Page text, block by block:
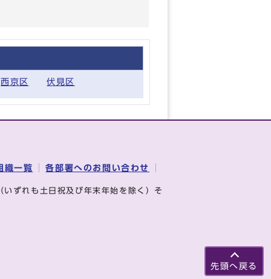
西京区 伏見区
先頭へ戻る
織一覧 各部署へのお問い合わせ
いずれも土日祝及び年末年始を除く）そ